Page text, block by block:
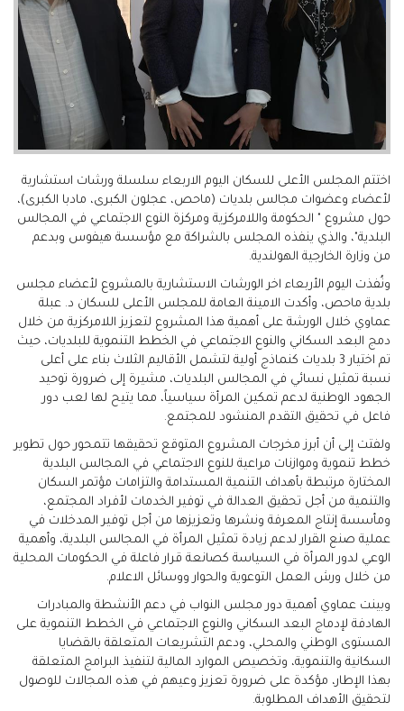
اختتم المجلس الأعلى للسكان اليوم الاربعاء سلسلة ورشات استشارية
لأعضاء وعضوات مجالس بلديات (ماحص، عجلون الكبرى، مادبا الكبرى)،
حول مشروع " الحكومة واللامركزية ومركزة النوع الاجتماعي في المجالس
البلدية"، والذي ينفذه المجلس بالشراكة مع مؤسسة هيفوس وبدعم
من وزارة الخارجية الهولندية.
ونُفذت اليوم الأربعاء اخر الورشات الاستشارية بالمشروع لأعضاء مجلس
بلدية ماحص، وأكدت الامينة العامة للمجلس الأعلى للسكان د. عبلة
عماوي خلال الورشة على أهمية هذا المشروع لتعزيز اللامركزية من خلال
دمج البعد السكاني والنوع الاجتماعي في الخطط التنموية للبلديات، حيث
تم اختيار 3 بلديات كنماذج أولية لتشمل الأقاليم الثلاث بناء على أعلى
نسبة تمثيل نسائي في المجالس البلديات، مشيرة إلى ضرورة توحيد
الجهود الوطنية لدعم تمكين المرأة سياسياً، مما يتيح لها لعب دور
فاعل في تحقيق التقدم المنشود للمجتمع.
ولفتت إلى أن أبرز مخرجات المشروع المتوقع تحقيقها تتمحور حول تطوير
خطط تنموية وموازنات مراعية للنوع الاجتماعي في المجالس البلدية
المختارة مرتبطة بأهداف التنمية المستدامة والتزامات مؤتمر السكان
والتنمية من أجل تحقيق العدالة في توفير الخدمات لأفراد المجتمع،
ومأسسة إنتاج المعرفة ونشرها وتعزيزها من أجل توفير المدخلات في
عملية صنع القرار لدعم زيادة تمثيل المرأة في المجالس البلدية، وأهمية
الوعي لدور المرأة في السياسة كصانعة قرار فاعلة في الحكومات المحلية
من خلال ورش العمل التوعوية والحوار ووسائل الاعلام.
وبينت عماوي أهمية دور مجلس النواب في دعم الأنشطة والمبادرات
الهادفة لإدماج البعد السكاني والنوع الاجتماعي في الخطط التنموية على
المستوى الوطني والمحلي، ودعم التشريعات المتعلقة بالقضايا
السكانية والتنموية، وتخصيص الموارد المالية لتنفيذ البرامج المتعلقة
بهذا الإطار، مؤكدة على ضرورة تعزيز وعيهم في هذه المجالات للوصول
لتحقيق الأهداف المطلوبة.